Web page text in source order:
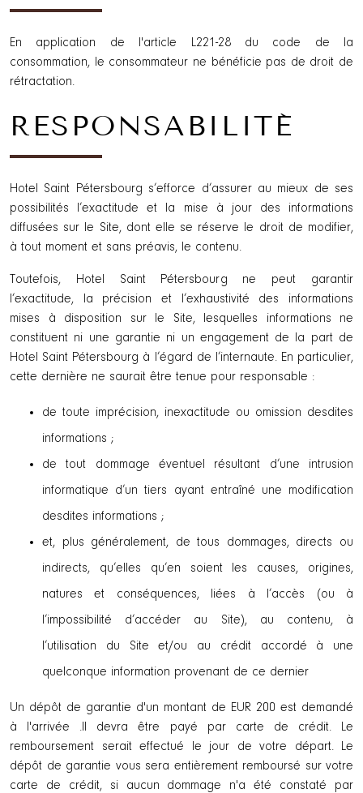
En application de l'article L221-28 du code de la
consommation, le consommateur ne bénéficie pas de droit de
rétractation.
RESPONSABILITÉ
Hotel Saint Pétersbourg s’efforce d’assurer au mieux de ses
possibilités l’exactitude et la mise à jour des informations
diffusées sur le Site, dont elle se réserve le droit de modifier,
à tout moment et sans préavis, le contenu.
Toutefois, Hotel Saint Pétersbourg ne peut garantir
l’exactitude, la précision et l’exhaustivité des informations
mises à disposition sur le Site, lesquelles informations ne
constituent ni une garantie ni un engagement de la part de
Hotel Saint Pétersbourg à l’égard de l’internaute. En particulier,
cette dernière ne saurait être tenue pour responsable :
de toute imprécision, inexactitude ou omission desdites
informations ;
de tout dommage éventuel résultant d’une intrusion
informatique d’un tiers ayant entraîné une modification
desdites informations ;
et, plus généralement, de tous dommages, directs ou
indirects, qu’elles qu’en soient les causes, origines,
natures et conséquences, liées à l’accès (ou à
l’impossibilité d’accéder au Site), au contenu, à
l’utilisation du Site et/ou au crédit accordé à une
quelconque information provenant de ce dernier
Un dépôt de garantie d'un montant de EUR 200 est demandé
à l'arrivée .Il devra être payé par carte de crédit. Le
remboursement serait effectué le jour de votre départ. Le
dépôt de garantie vous sera entièrement remboursé sur votre
carte de crédit, si aucun dommage n'a été constaté par